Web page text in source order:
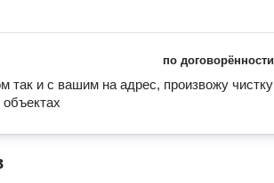
по договорённости
так и с вашим на адрес, произвожу чистку